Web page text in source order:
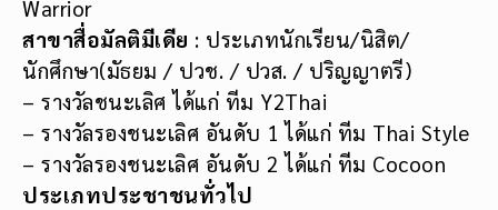
Warrior
สาขาสื่อมัลติมีเดีย : ประเภทนักเรียน/นิสิต/
นักศึกษา(มัธยม / ปวช. / ปวส. / ปริญญาตรี)
– รางวัลชนะเลิศ ได้แก่ ทีม Y2Thai
– รางวัลรองชนะเลิศ อันดับ 1 ได้แก่ ทีม Thai Style
– รางวัลรองชนะเลิศ อันดับ 2 ได้แก่ ทีม Cocoon
ประเภทประชาชนทั่วไป